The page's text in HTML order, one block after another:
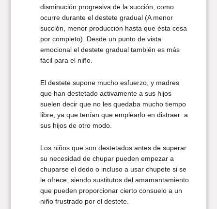
disminución progresiva de la succión, como
ocurre durante el destete gradual (A menor
succión, menor producción hasta que ésta cesa
por completo). Desde un punto de vista
emocional el destete gradual también es más
fácil para el niño.
El destete supone mucho esfuerzo, y madres
que han destetado activamente a sus hijos
suelen decir que no les quedaba mucho tiempo
libre, ya que tenían que emplearlo en distraer a
sus hijos de otro modo.
Los niños que son destetados antes de superar
su necesidad de chupar pueden empezar a
chuparse el dedo o incluso a usar chupete si se
le ofrece, siendo sustitutos del amamantamiento
que pueden proporcionar cierto consuelo a un
niño frustrado por el destete.